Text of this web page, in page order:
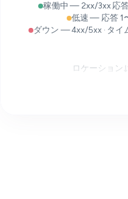
稼働中 — 2xx/3xx 応
低速 — 応答 1
ダウン — 4xx/5xx · タイ
ロケーション